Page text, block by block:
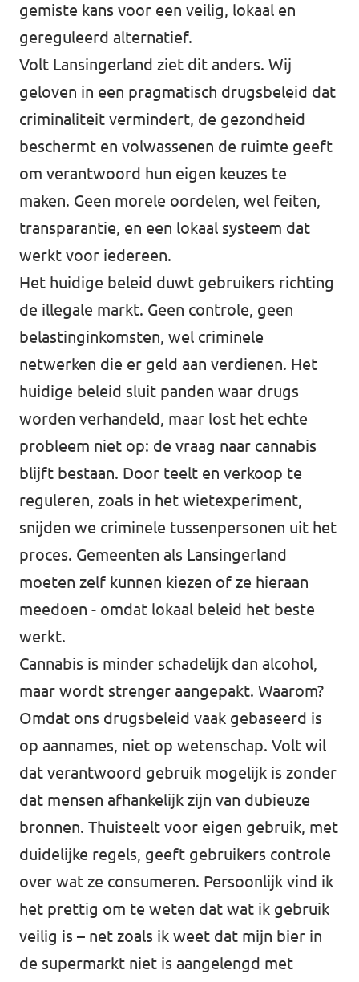
gemiste kans voor een veilig, lokaal en
gereguleerd alternatief.
Volt Lansingerland ziet dit anders. Wij
geloven in een pragmatisch drugsbeleid dat
criminaliteit vermindert, de gezondheid
beschermt en volwassenen de ruimte geeft
om verantwoord hun eigen keuzes te
maken. Geen morele oordelen, wel feiten,
transparantie, en een lokaal systeem dat
werkt voor iedereen.
Het huidige beleid duwt gebruikers richting
de illegale markt. Geen controle, geen
belastinginkomsten, wel criminele
netwerken die er geld aan verdienen. Het
huidige beleid sluit panden waar drugs
worden verhandeld, maar lost het echte
probleem niet op: de vraag naar cannabis
blijft bestaan. Door teelt en verkoop te
reguleren, zoals in het wietexperiment,
snijden we criminele tussenpersonen uit het
proces. Gemeenten als Lansingerland
moeten zelf kunnen kiezen of ze hieraan
meedoen - omdat lokaal beleid het beste
werkt.
Cannabis is minder schadelijk dan alcohol,
maar wordt strenger aangepakt. Waarom?
Omdat ons drugsbeleid vaak gebaseerd is
op aannames, niet op wetenschap. Volt wil
dat verantwoord gebruik mogelijk is zonder
dat mensen afhankelijk zijn van dubieuze
bronnen. Thuisteelt voor eigen gebruik, met
duidelijke regels, geeft gebruikers controle
over wat ze consumeren. Persoonlijk vind ik
het prettig om te weten dat wat ik gebruik
veilig is – net zoals ik weet dat mijn bier in
de supermarkt niet is aangelengd met